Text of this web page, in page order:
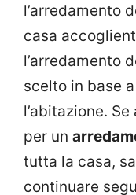
l’arredamento
casa
l’arredamento
scelto in base
l’abitazione.
per un
tutta la casa,
continuare